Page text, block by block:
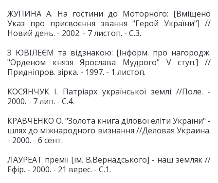
ЖУПИНА А. На гостини до Моторного: [Вміщено
Указ про присвоєння звання "Герой України"] //
Новий день. - 2002. - 7 листоп. - С.3.
З ЮВІЛЕЄМ та відзнакою: [Інформ. про нагородж.
"Орденом князя Ярослава Мудрого" V ступ.] //
Придніпров. зірка. - 1997. - 1 листоп.
КОСЯНЧУК І. Патріарх української землі //Поле. -
2000. - 7 лип. - С.4.
КРАВЧЕНКО О. "Золота книга ділової еліти України" -
шлях до міжнародного визнання //Деловая Украина.
- 2000. - 6 сент.
ЛАУРЕАТ премії [ім. В.Вернадського] - наш земляк //
Ефір. - 2000. - 21 верес. - С.1.